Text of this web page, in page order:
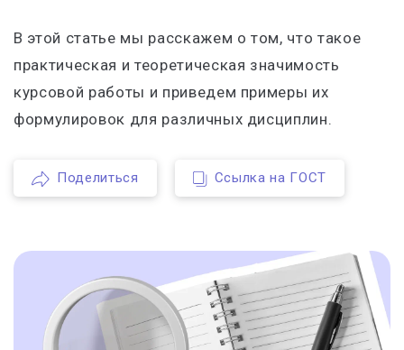
В этой статье мы расскажем о том, что такое
практическая и теоретическая значимость
курсовой работы и приведем примеры их
формулировок для различных дисциплин.
Поделиться Ссылка на ГОСТ